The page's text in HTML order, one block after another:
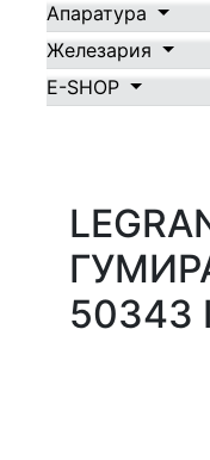
Апаратура
Железария
E-SHOP
50343